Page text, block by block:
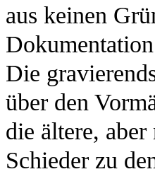
aus keinen
Die
über den
die ältere,
Schieder zu